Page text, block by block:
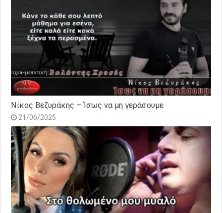
Νίκος Βεζυράκης – Ίσως να μη γεράσουμε
21/06/2025